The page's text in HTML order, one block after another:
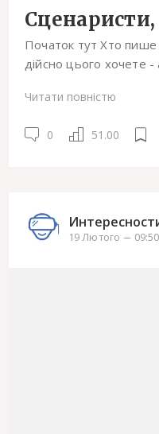
Сценаристи,
Початок тут Хто пише
дійсно цього хочете -
Читати повністю
0 51.00
19 Лютого 09:50